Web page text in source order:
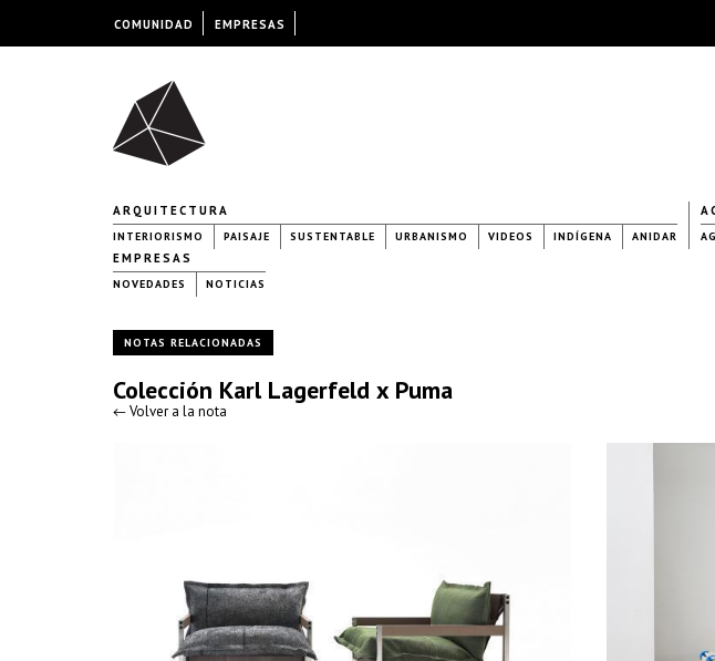
ARQUITECTURA
INTERIORISMO PAISAJE SUSTENTABLE URBANISMO VIDEOS INDÍGENA ANIDAR
EMPRESAS
NOVEDADES NOTICIAS
NOTAS RELACIONADAS
Colección Karl Lagerfeld x Puma
← Volver a la nota
COMUNIDAD EMPRESAS